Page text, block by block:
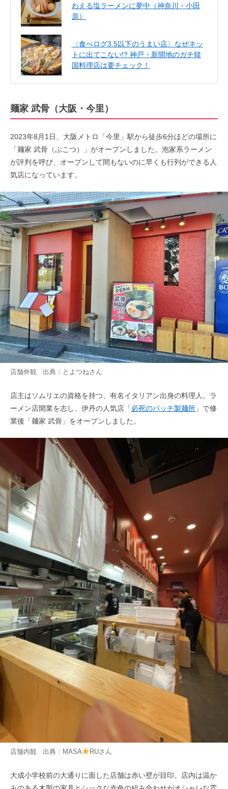
わえる塩ラーメンに夢中（神奈川・小田
原）
〈食べログ3.5以下のうまい店〉なぜネッ
トに出てこない!? 神戸・新開地のガチ韓
国料理店は要チェック！
麺家 武骨（大阪・今里）
2023年8月1日、大阪メトロ「今里」駅から徒歩6分ほどの場所に
「麺家 武骨（ぶこつ）」がオープンしました。泡家系ラーメン
が評判を呼び、オープンして間もないのに早くも行列ができる人
気店になっています。
店舗外観 出典： とよつねさん
店主はソムリエの資格を持つ、有名イタリアン出身の料理人。ラ
ーメン店開業を志し、伊丹の人気店「必死のパッチ製麺所 」で修
業後「麺家 武骨」をオープンしました。
店舗内観 出典： MASA RUさん
大成小学校前の大通りに面した店舗は赤い壁が目印。店内は温か